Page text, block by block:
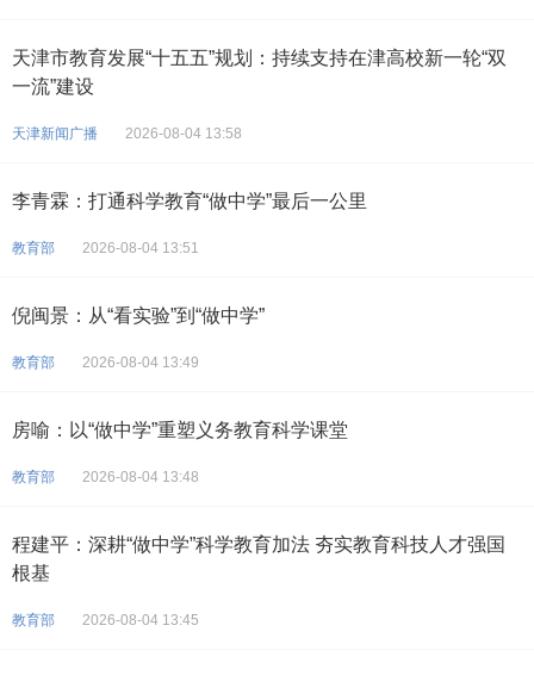
天津市教育发展“十五五”规划：持续支持在津高校新一轮“双
一流”建设
天津新闻广播 2026-08-04 13:58
李青霖：打通科学教育“做中学”最后一公里
教育部 2026-08-04 13:51
倪闽景：从“看实验”到“做中学”
教育部 2026-08-04 13:49
房喻：以“做中学”重塑义务教育科学课堂
教育部 2026-08-04 13:48
程建平：深耕“做中学”科学教育加法 夯实教育科技人才强国
根基
教育部 2026-08-04 13:45